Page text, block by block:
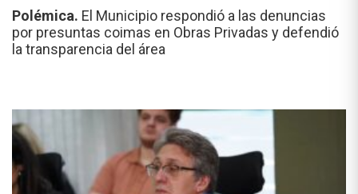
Polémica. El Municipio respondió a las denuncias
por presuntas coimas en Obras Privadas y defendió
la transparencia del área